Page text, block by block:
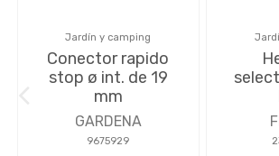
Jardín y camping
Conector rapido
stop ø int. de 19
mm
GARDENA
9675929